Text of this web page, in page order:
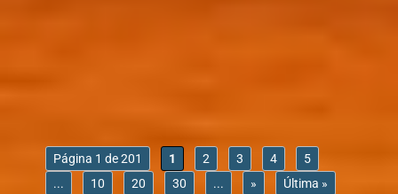
Página 1 de 201 1 2 3 4
5
...
10 20 30 ... » Última »